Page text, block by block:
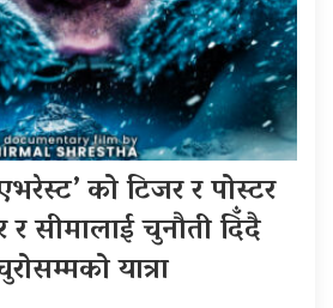
को टिजर र पोस्टर
सीमालाई चुनौती दिँदै
यात्रा